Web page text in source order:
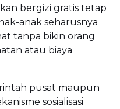
bergizi gratis tetap
anak seharusnya
tanpa bikin orang
atau biaya
pusat maupun
sosialisasi